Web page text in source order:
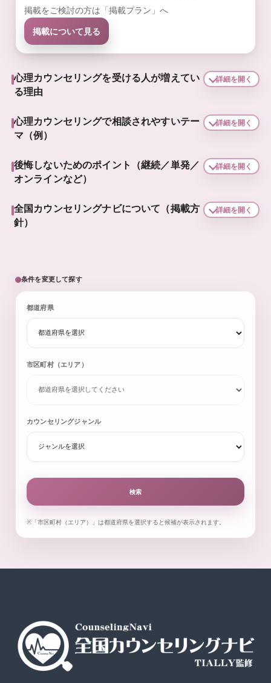
掲載をご検討の方は「掲載プラン」へ
掲載について見る
心理カウンセリングを受ける人が増えてい
る理由
詳細を開く
心理カウンセリングで相談されやすいテー
マ（例）
詳細を開く
後悔しないためのポイント（継続／単発／
オンラインなど）
詳細を開く
全国カウンセリングナビについて（掲載方
針）
詳細を開く
条件を変更して探す
都道府県
市区町村（エリア）
カウンセリングジャンル
検索
※「市区町村（エリア）」は都道府県を選択すると候補が表示されます。